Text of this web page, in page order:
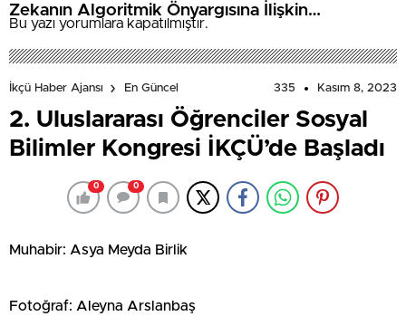
Zekanın Algoritmik Önyargısına İlişkin
Farkındalık Düzeylerini Araştıracak
Bu yazı yorumlara kapatılmıştır.
İkçü Haber Ajansı En Güncel 335 Kasım 8, 2023
2. Uluslararası Öğrenciler Sosyal
Bilimler Kongresi İKÇÜ’de Başladı
0 0
Muhabir: Asya Meyda Birlik
Fotoğraf: Aleyna Arslanbaş